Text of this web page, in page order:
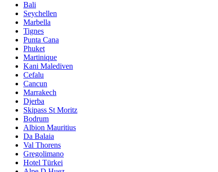
Bali
Seychellen
Marbella
Tignes
Punta Cana
Phuket
Martinique
Kani Malediven
Cefalu
Cancun
Marrakech
Djerba
Skipass St Moritz
Bodrum
Albion Mauritius
Da Balaia
Val Thorens
Gregolimano
Hotel Türkei